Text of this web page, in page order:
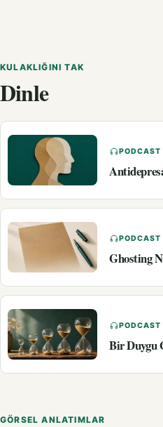
KULAKLIĞINI TAK
Dinle
PODCAST
PODCAST
Ghosting
PODCAST
Bir Duygu
GÖRSEL ANLATIMLAR